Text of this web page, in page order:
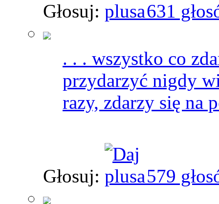
Głosuj: 631
. . . wszystko co
przydarzyć nigdy
razy, zdarzy się na
Głosuj: 579